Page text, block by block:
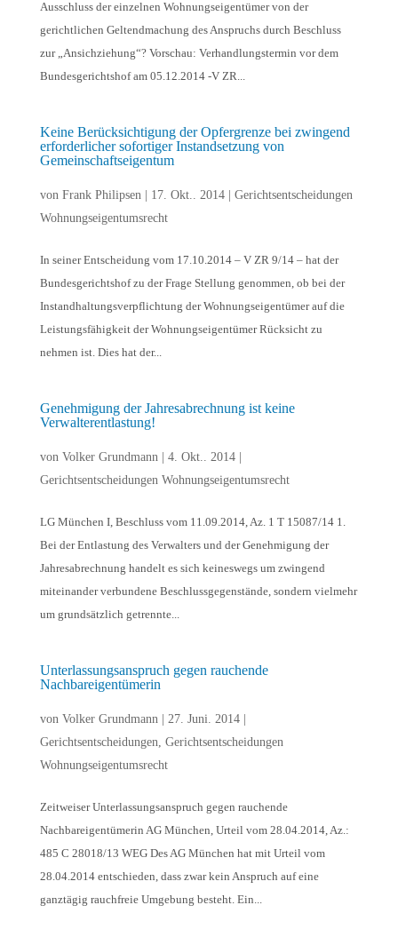
Ausschluss der einzelnen Wohnungseigentümer von der
gerichtlichen Geltendmachung des Anspruchs durch Beschluss
zur „Ansichziehung“? Vorschau: Verhandlungstermin vor dem
Bundesgerichtshof am 05.12.2014 -V ZR...
Keine Berücksichtigung der Opfergrenze bei zwingend
erforderlicher sofortiger Instandsetzung von
Gemeinschaftseigentum
von Frank Philipsen| 17. Okt.. 2014| Gerichtsentscheidungen
Wohnungseigentumsrecht
In seiner Entscheidung vom 17.10.2014 – V ZR 9/14 – hat der
Bundesgerichtshof zu der Frage Stellung genommen, ob bei der
Instandhaltungsverpflichtung der Wohnungseigentümer auf die
Leistungsfähigkeit der Wohnungseigentümer Rücksicht zu
nehmen ist. Dies hat der...
Genehmigung der Jahresabrechnung ist keine
Verwalterentlastung!
von Volker Grundmann| 4. Okt.. 2014|
Gerichtsentscheidungen Wohnungseigentumsrecht
LG München I, Beschluss vom 11.09.2014, Az. 1 T 15087/14 1.
Bei der Entlastung des Verwalters und der Genehmigung der
Jahresabrechnung handelt es sich keineswegs um zwingend
miteinander verbundene Beschlussgegenstände, sondern vielmehr
um grundsätzlich getrennte...
Unterlassungsanspruch gegen rauchende
Nachbareigentümerin
von Volker Grundmann| 27. Juni. 2014|
Gerichtsentscheidungen, Gerichtsentscheidungen
Wohnungseigentumsrecht
Zeitweiser Unterlassungsanspruch gegen rauchende
Nachbareigentümerin AG München, Urteil vom 28.04.2014, Az.:
485 C 28018/13 WEG Des AG München hat mit Urteil vom
28.04.2014 entschieden, dass zwar kein Anspruch auf eine
ganztägig rauchfreie Umgebung besteht. Ein...